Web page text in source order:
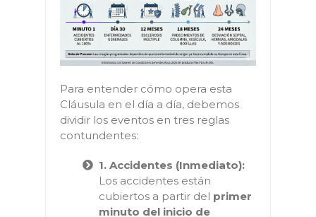
Para entender cómo opera esta
Cláusula en el día a día, debemos
dividir los eventos en tres reglas
contundentes:
1. Accidentes (Inmediato):
Los accidentes están
cubiertos a partir del primer
minuto del inicio de